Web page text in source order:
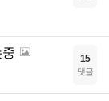
중 15
댓글